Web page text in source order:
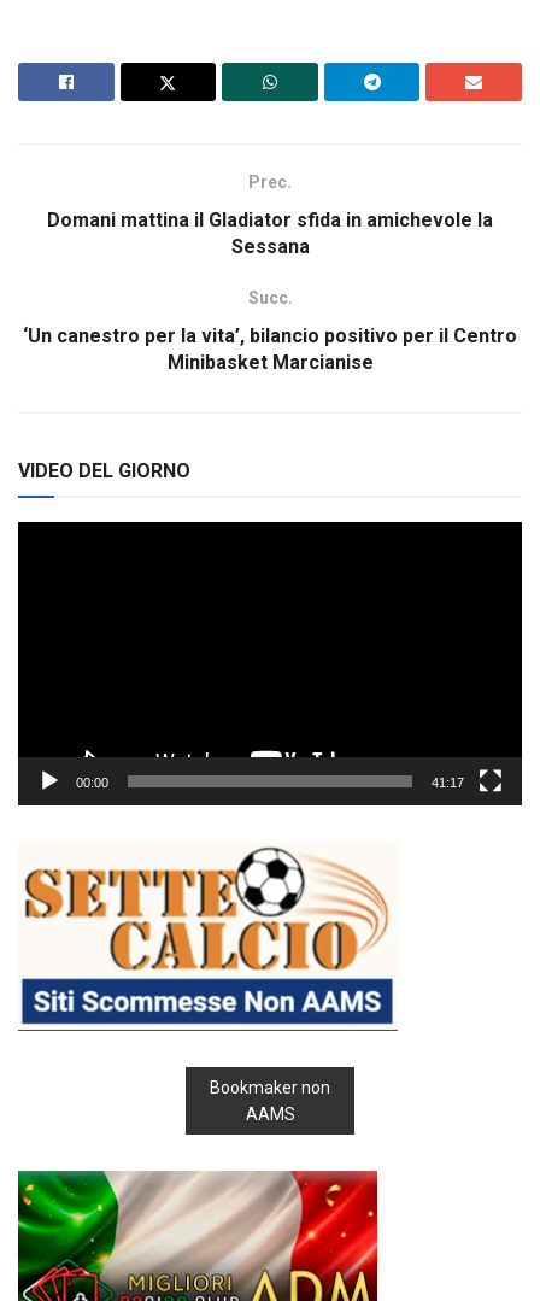
Prec.
Domani mattina il Gladiator sfida in amichevole la
Sessana
Succ.
‘Un canestro per la vita’, bilancio positivo per il Centro
Minibasket Marcianise
VIDEO DEL GIORNO
00:00 41:17
Bookmaker non
AAMS